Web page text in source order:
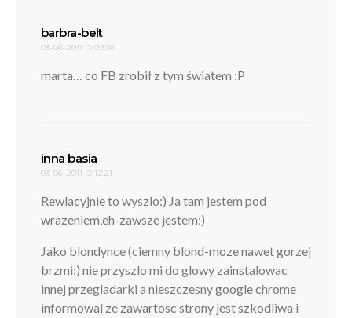
barbra-beltpisze:
03-06-2011 O 09:36
marta… co FB zrobił z tym światem :P
inna basia
03-06-2011 O 12:21
Rewlacyjnie to wyszlo:) Ja tam jestem pod
wrazeniem,eh-zawsze jestem:)
Jako blondynce (ciemny blond-moze nawet gorzej
brzmi:) nie przyszlo mi do glowy zainstalowac
innej przegladarki a nieszczesny google chrome
informowal ze zawartosc strony jest szkodliwa i